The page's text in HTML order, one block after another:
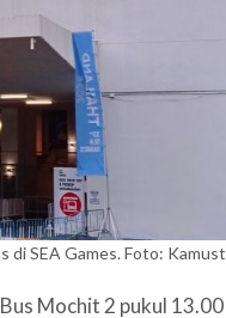
SEA Games. Foto:
Mochit 2 pukul